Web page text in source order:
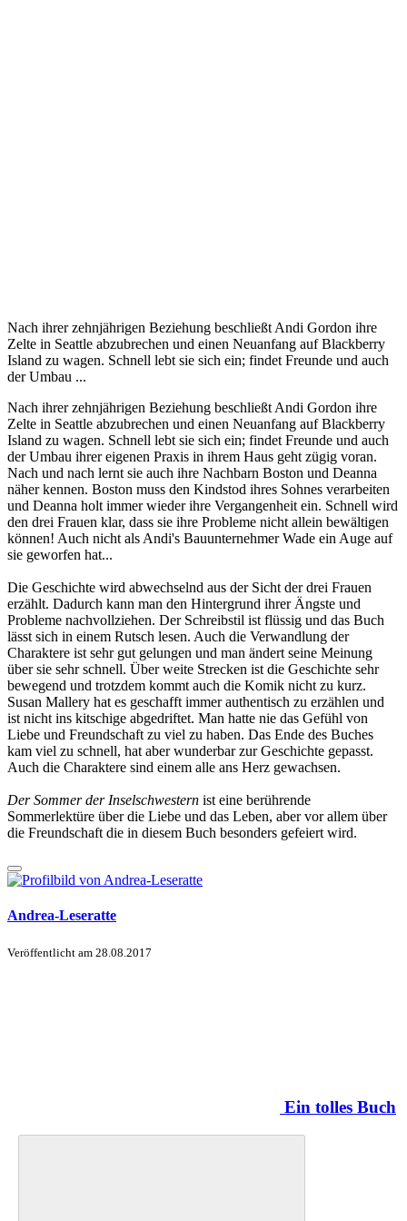
Nach ihrer zehnjährigen Beziehung beschließt Andi Gordon ihre
Zelte in Seattle abzubrechen und einen Neuanfang auf Blackberry
Island zu wagen. Schnell lebt sie sich ein; findet Freunde und auch
der Umbau ...
Nach ihrer zehnjährigen Beziehung beschließt Andi Gordon ihre
Zelte in Seattle abzubrechen und einen Neuanfang auf Blackberry
Island zu wagen. Schnell lebt sie sich ein; findet Freunde und auch
der Umbau ihrer eigenen Praxis in ihrem Haus geht zügig voran.
Nach und nach lernt sie auch ihre Nachbarn Boston und Deanna
näher kennen. Boston muss den Kindstod ihres Sohnes verarbeiten
und Deanna holt immer wieder ihre Vergangenheit ein. Schnell wird
den drei Frauen klar, dass sie ihre Probleme nicht allein bewältigen
können! Auch nicht als Andi's Bauunternehmer Wade ein Auge auf
sie geworfen hat...
Die Geschichte wird abwechselnd aus der Sicht der drei Frauen
erzählt. Dadurch kann man den Hintergrund ihrer Ängste und
Probleme nachvollziehen. Der Schreibstil ist flüssig und das Buch
lässt sich in einem Rutsch lesen. Auch die Verwandlung der
Charaktere ist sehr gut gelungen und man ändert seine Meinung
über sie sehr schnell. Über weite Strecken ist die Geschichte sehr
bewegend und trotzdem kommt auch die Komik nicht zu kurz.
Susan Mallery hat es geschafft immer authentisch zu erzählen und
ist nicht ins kitschige abgedriftet. Man hatte nie das Gefühl von
Liebe und Freundschaft zu viel zu haben. Das Ende des Buches
kam viel zu schnell, hat aber wunderbar zur Geschichte gepasst.
Auch die Charaktere sind einem alle ans Herz gewachsen.
Der Sommer der Inselschwestern ist eine berührende
Sommerlektüre über die Liebe und das Leben, aber vor allem über
die Freundschaft die in diesem Buch besonders gefeiert wird.
Andrea-Leseratte
Veröffentlicht am 28.08.2017
Ein tolles Buch